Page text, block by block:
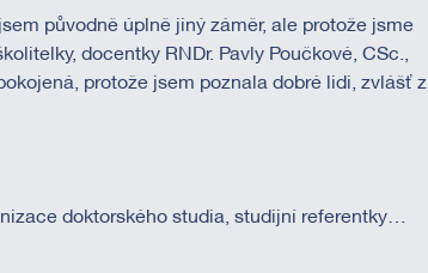
původně úplně jiný záměr, ale protože jsme
docentky RNDr. Pavly Poučkové, CSc.,
protože jsem poznala dobré lidi, zvlášť z
doktorského studia, studijní referentky…